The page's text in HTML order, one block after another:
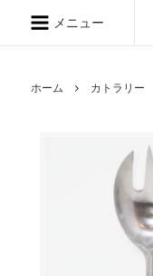
メニュー
ホーム カトラリー